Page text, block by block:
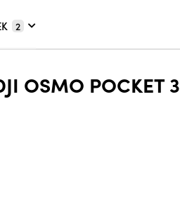
2
OSMO POCKET 3